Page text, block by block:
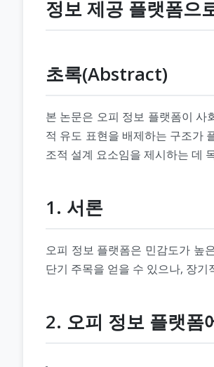
정보 제공 플랫폼으
초록(Abstract)
본 논문은 오피 정보 플랫폼이 사
적 유도 표현을 배제하는 구조가
조적 설계 요소임을 제시하는 데
1. 서론
오피 정보 플랫폼은 민감도가 높
단기 주목을 얻을 수 있으나, 장
2. 오피 정보 플랫폼